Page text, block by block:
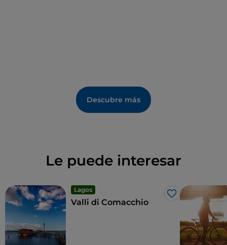
Descubre más
Le puede interesar
Lagos
Me gusta
Valli di Comacchio